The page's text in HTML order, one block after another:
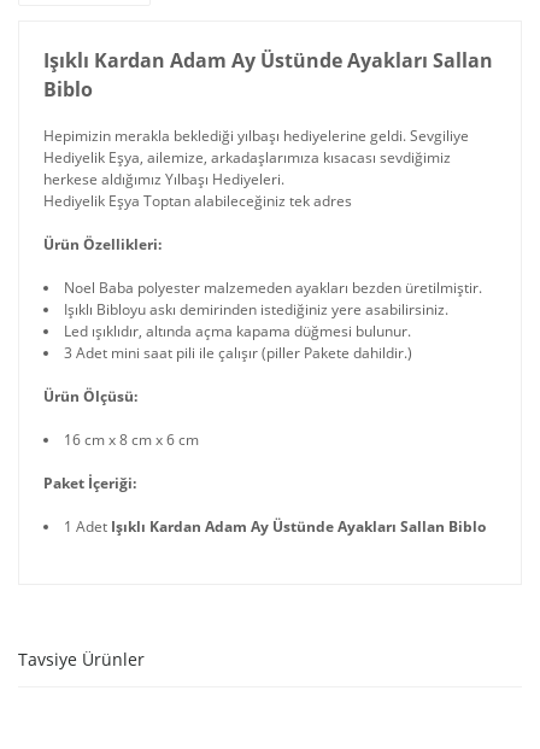
Işıklı Kardan Adam Ay Üstünde Ayakları Sallan
Biblo
Hepimizin merakla beklediği yılbaşı hediyelerine geldi. Sevgiliye
Hediyelik Eşya, ailemize, arkadaşlarımıza kısacası sevdiğimiz
herkese aldığımız Yılbaşı Hediyeleri.
Hediyelik Eşya Toptan alabileceğiniz tek adres
Ürün Özellikleri:
Noel Baba polyester malzemeden ayakları bezden üretilmiştir.
Işıklı Bibloyu askı demirinden istediğiniz yere asabilirsiniz.
Led ışıklıdır, altında açma kapama düğmesi bulunur.
3 Adet mini saat pili ile çalışır (piller Pakete dahildir.)
Ürün Ölçüsü:
16 cm x 8 cm x 6 cm
Paket İçeriği:
1 Adet Işıklı Kardan Adam Ay Üstünde Ayakları Sallan Biblo
Tavsiye Ürünler